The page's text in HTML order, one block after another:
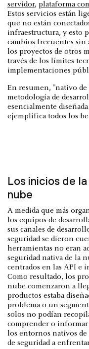
servidor, plataforma
Estos servicios están
que no están
infraestructura, y esto
cambios frecuentes sin
los proyectos de otros
través de los límites
implementaciones
En resumen, "nativo
metodología de
esencialmente
ejemplifica todos los
Los inicios de
nube
A medida que más
los equipos de
sus canales de
seguridad se dieron
herramientas no eran
seguridad nativa de la
centrados en las API e
Como resultado, los
nube comenzaron a
productos estaba
problema o un
solos no podían
comprender o
los entornos nativos de
de seguridad a